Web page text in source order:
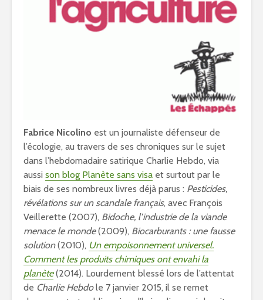
Fabrice Nicolino est un journaliste défenseur de
l’écologie, au travers de ses chroniques sur le sujet
dans l’hebdomadaire satirique Charlie Hebdo, via
aussi son blog Planète sans visa et surtout par le
biais de ses nombreux livres déjà parus : Pesticides,
révélations sur un scandale français, avec François
Veillerette (2007), Bidoche, l’industrie de la viande
menace le monde(2009), Biocarburants : une fausse
solution(2010), Un empoisonnement universel.
Comment les produits chimiques ont envahi la
planète(2014). Lourdement blessé lors de l’attentat
de Charlie Hebdole 7 janvier 2015, il se remet